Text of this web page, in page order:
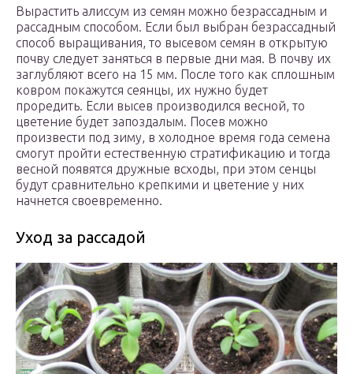
Вырастить алиссум из семян можно безрассадным и
рассадным способом. Если был выбран безрассадный
способ выращивания, то высевом семян в открытую
почву следует заняться в первые дни мая. В почву их
заглубляют всего на 15 мм. После того как сплошным
ковром покажутся сеянцы, их нужно будет
проредить. Если высев производился весной, то
цветение будет запоздалым. Посев можно
произвести под зиму, в холодное время года семена
смогут пройти естественную стратификацию и тогда
весной появятся дружные всходы, при этом сенцы
будут сравнительно крепкими и цветение у них
начнется своевременно.
Уход за рассадой